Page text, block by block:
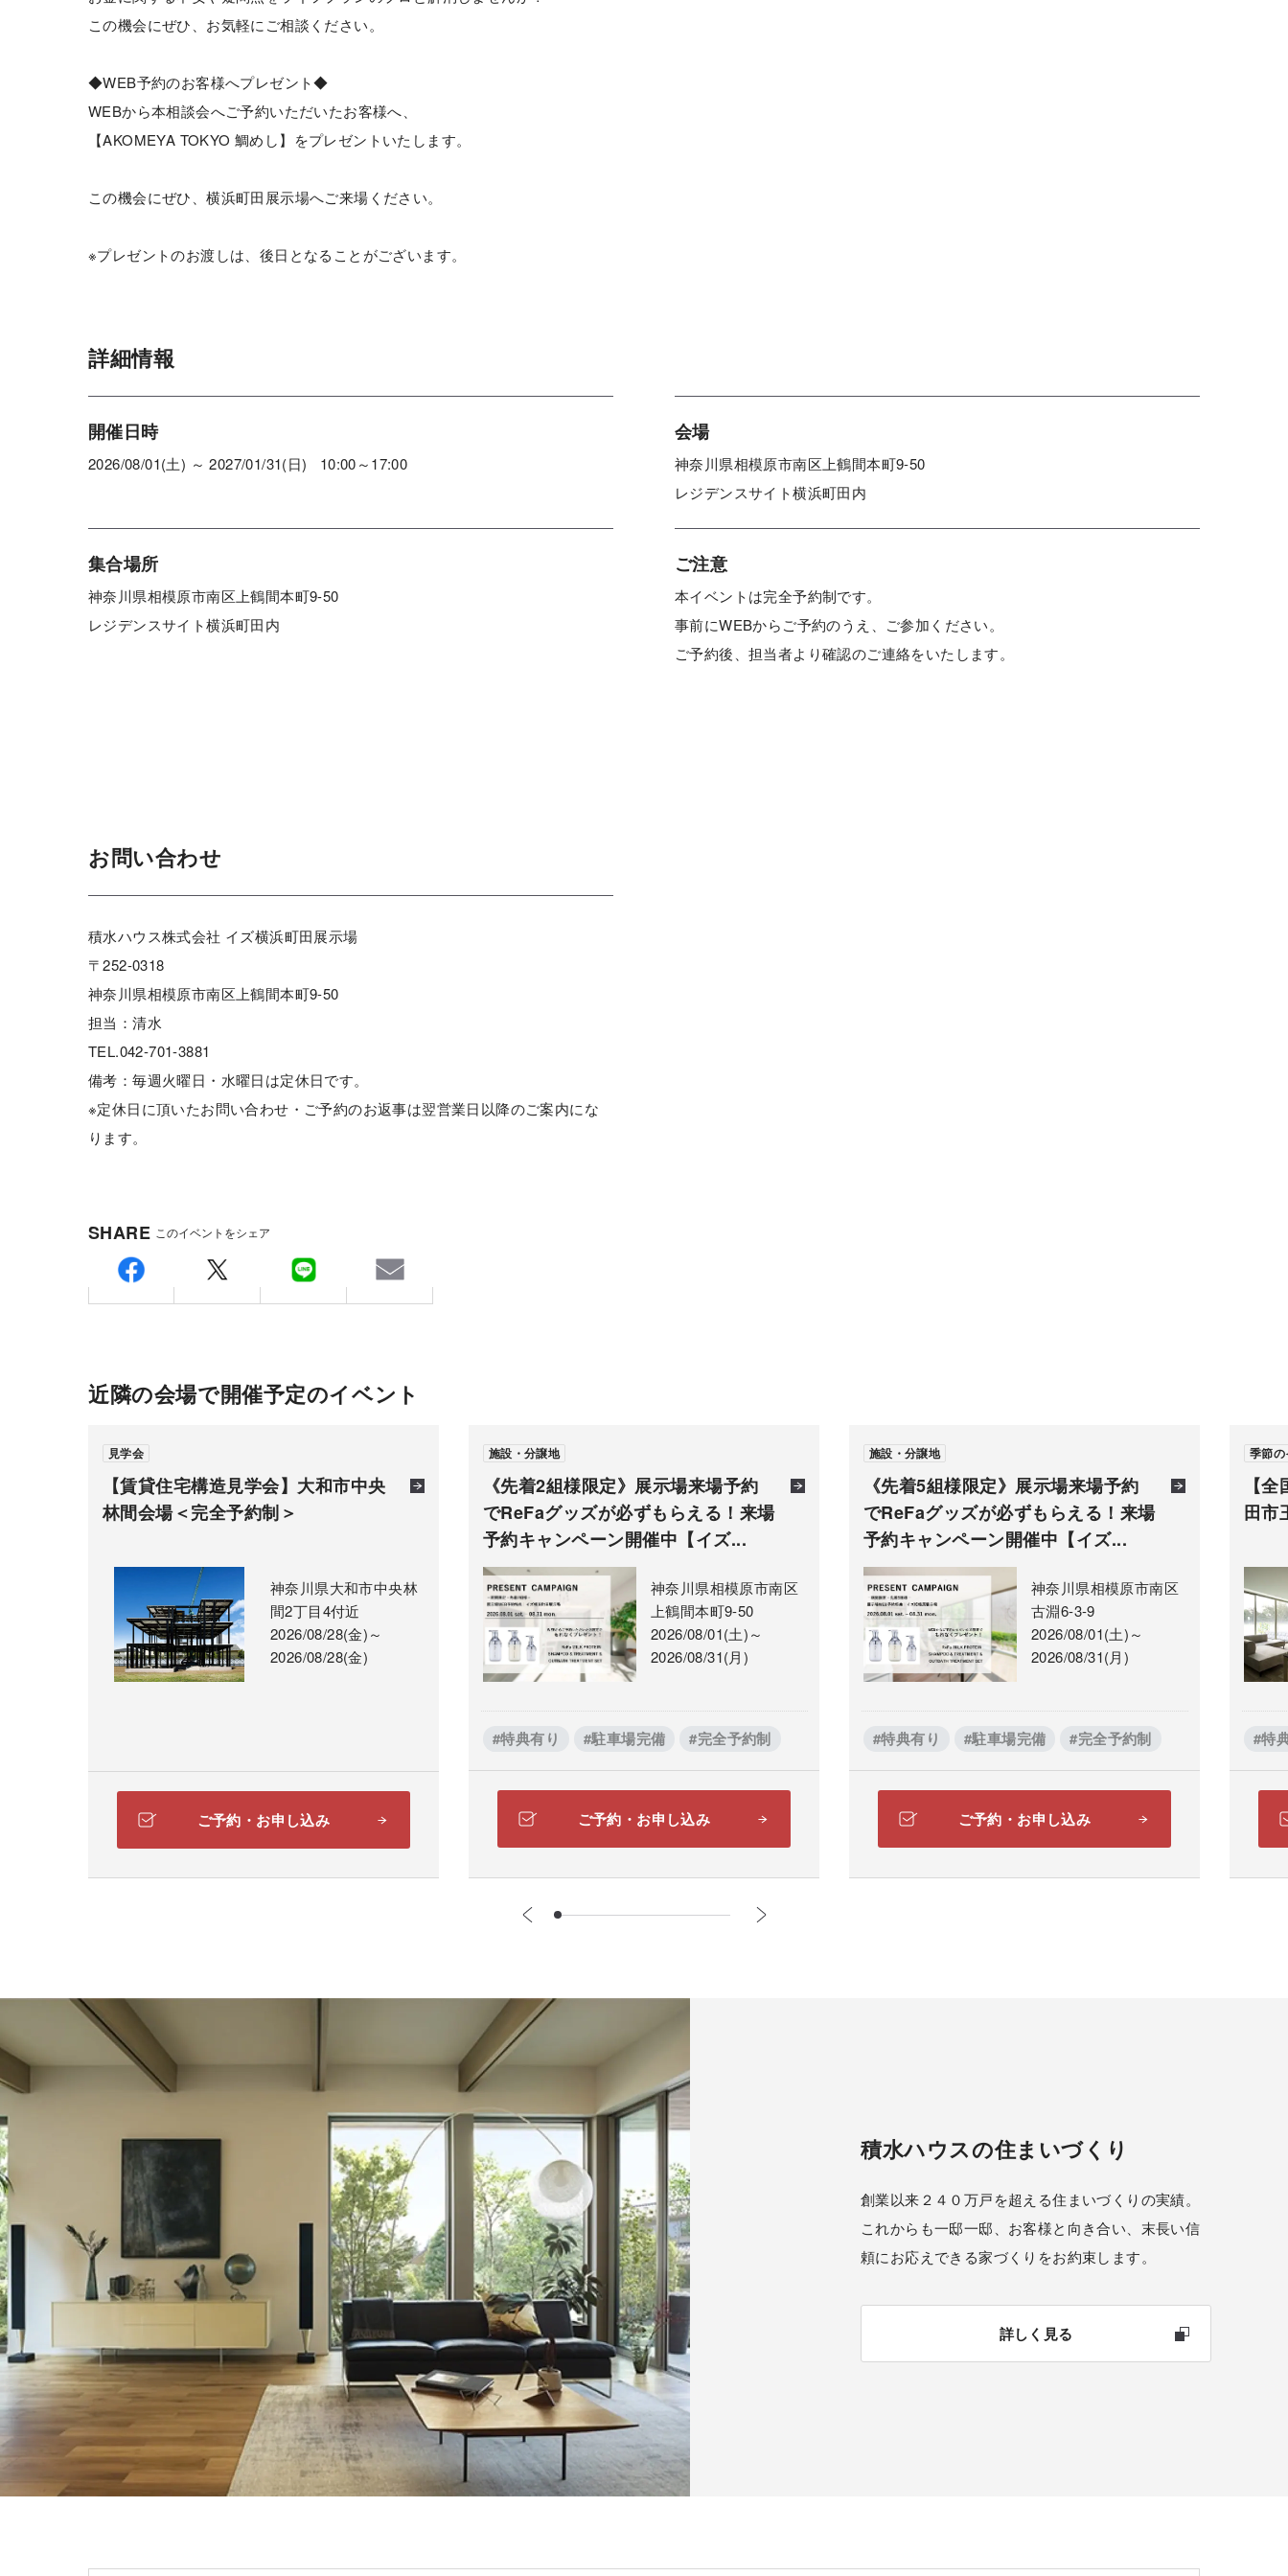
この機会にぜひ、お気軽にご相談ください。
◆WEB予約のお客様へプレゼント◆
WEBから本相談会へご予約いただいたお客様へ、
【AKOMEYA TOKYO 鯛めし】をプレゼントいたします。
この機会にぜひ、横浜町田展示場へご来場ください。
※プレゼントのお渡しは、後日となることがございます。
詳細情報
開催日時
2026/08/01(土) ～ 2027/01/31(日) 10:00～17:00
会場
神奈川県相模原市南区上鶴間本町9-50
レジデンスサイト横浜町田内
集合場所
神奈川県相模原市南区上鶴間本町9-50
レジデンスサイト横浜町田内
ご注意
本イベントは完全予約制です。
事前にWEBからご予約のうえ、ご参加ください。
ご予約後、担当者より確認のご連絡をいたします。
お問い合わせ
積水ハウス株式会社 イズ横浜町田展示場
〒252-0318
神奈川県相模原市南区上鶴間本町9-50
担当：清水
TEL.042-701-3881
備考：毎週火曜日・水曜日は定休日です。
※定休日に頂いたお問い合わせ・ご予約のお返事は翌営業日以降のご案内にな
ります。
SHARE このイベントをシェア
近隣の会場で開催予定のイベント
【賃貸住宅構造見学会】大和市中央
林間会場＜完全予約制＞
見学会
神奈川県大和市中央林
間2丁目4付近
2026/08/28(金)～
2026/08/28(金)
ご予約・お申し込み
《先着2組様限定》展示場来場予約
でReFaグッズが必ずもらえる！来場
予約キャンペーン開催中【イズ...
施設・分譲地
神奈川県相模原市南区
上鶴間本町9-50
2026/08/01(土)～
2026/08/31(月)
#特典有り #駐車場完備 #完全予約制
ご予約・お申し込み
《先着5組様限定》展示場来場予約
でReFaグッズが必ずもらえる！来場
予約キャンペーン開催中【イズ...
施設・分譲地
神奈川県相模原市南区
古淵6-3-9
2026/08/01(土)～
2026/08/31(月)
#特典有り #駐車場完備 #完全予約制
ご予約・お申し込み
【
田市
季節
#特
積水ハウスの住まいづくり
創業以来２４０万戸を超える住まいづくりの実績。
これからも一邸一邸、お客様と向き合い、末長い信
頼にお応えできる家づくりをお約束します。
詳しく見る